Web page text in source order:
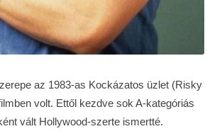
az 1983-as Kockázatos üzlet (Risky
volt. Ettől kezdve sok A-kategóriás
vált Hollywood-szerte ismertté.